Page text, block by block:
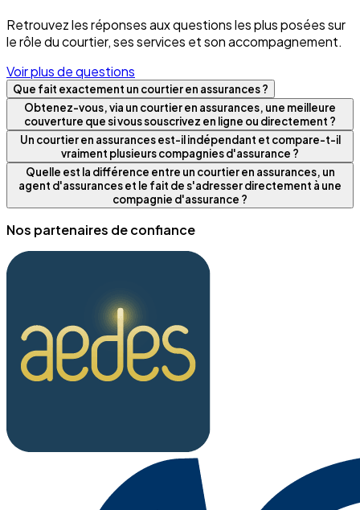
Retrouvez les réponses aux questions les plus posées sur
le rôle du courtier, ses services et son accompagnement.
Voir plus de questions
Que fait exactement un courtier en assurances ?
Obtenez-vous, via un courtier en assurances, une meilleure
couverture que si vous souscrivez en ligne ou directement ?
Un courtier en assurances est-il indépendant et compare-t-il
vraiment plusieurs compagnies d'assurance ?
Quelle est la différence entre un courtier en assurances, un
agent d'assurances et le fait de s'adresser directement à une
compagnie d'assurance ?
Nos partenaires de confiance